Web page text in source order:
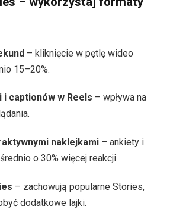
– kliknięcie w pętlę wideo
15–20%.
i captionów w Reels – wpływa na
naklejkami – ankiety i
o 30% więcej reakcji.
– zachowują popularne Stories,
dodatkowe lajki.